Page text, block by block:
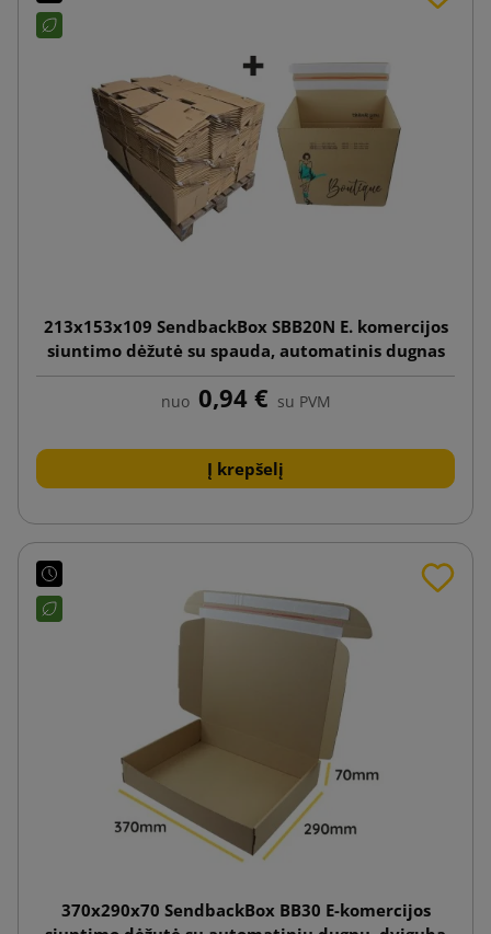
213x153x109 SendbackBox SBB20N E. komercijos
siuntimo dėžutė su spauda, automatinis dugnas
nuo 0,94 € su PVM
Į krepšelį
370x290x70 SendbackBox BB30 E-komercijos